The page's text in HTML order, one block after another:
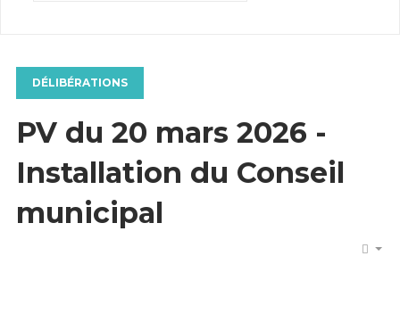
DÉLIBÉRATIONS
PV du 20 mars 2026 -
Installation du Conseil
municipal